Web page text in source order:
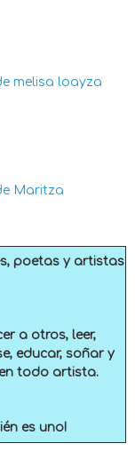
melisa loayza
Maritza
poetas y artistas
a otros, leer,
educar, soñar y
todo artista.
es uno!